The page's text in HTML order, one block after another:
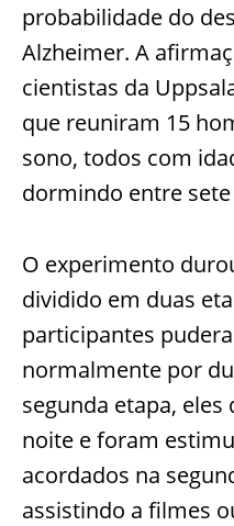
probabilidade do
Alzheimer. A
cientistas da
que reuniram 15
sono, todos com
dormindo entre
O experimento
dividido em duas
participantes
normalmente por
segunda etapa,
noite e foram
acordados na
assistindo a filmes